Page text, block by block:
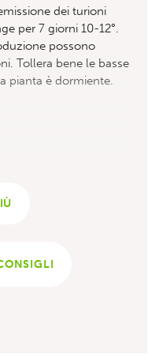
dei turioni
per 7 giorni 10-12°.
possono
Tollera bene le basse
pianta è dormiente.
una lavorazione
di trapiantare gli